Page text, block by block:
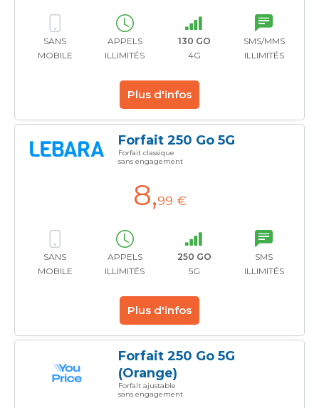
SANS
MOBILE
APPELS
ILLIMITÉS
130 GO
4G
SMS/MMS
ILLIMITÉS
Plus d'infos
Forfait 250 Go 5G
Forfait classique
sans engagement
8,99 €
SANS
MOBILE
APPELS
ILLIMITÉS
250 GO
5G
SMS
ILLIMITÉS
Plus d'infos
Forfait 250 Go 5G
(Orange)
Forfait ajustable
sans engagement